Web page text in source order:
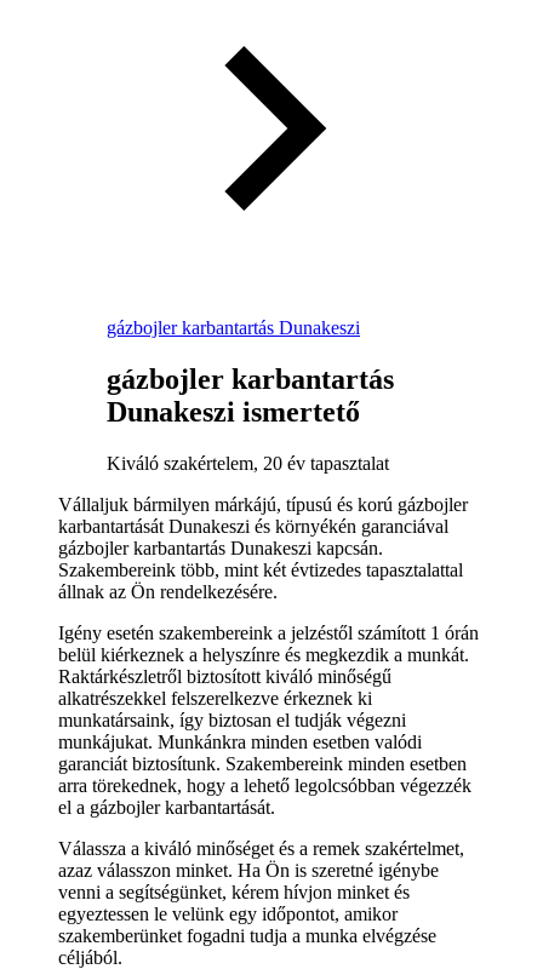
gázbojler karbantartás Dunakeszi
gázbojler karbantartás
Dunakeszi ismertető
Kiváló szakértelem, 20 év tapasztalat
Vállaljuk bármilyen márkájú, típusú és korú gázbojler
karbantartását Dunakeszi és környékén garanciával
gázbojler karbantartás Dunakeszi kapcsán.
Szakembereink több, mint két évtizedes tapasztalattal
állnak az Ön rendelkezésére.
Igény esetén szakembereink a jelzéstől számított 1 órán
belül kiérkeznek a helyszínre és megkezdik a munkát.
Raktárkészletről biztosított kiváló minőségű
alkatrészekkel felszerelkezve érkeznek ki
munkatársaink, így biztosan el tudják végezni
munkájukat. Munkánkra minden esetben valódi
garanciát biztosítunk. Szakembereink minden esetben
arra törekednek, hogy a lehető legolcsóbban végezzék
el a gázbojler karbantartását.
Válassza a kiváló minőséget és a remek szakértelmet,
azaz válasszon minket. Ha Ön is szeretné igénybe
venni a segítségünket, kérem hívjon minket és
egyeztessen le velünk egy időpontot, amikor
szakemberünket fogadni tudja a munka elvégzése
céljából.